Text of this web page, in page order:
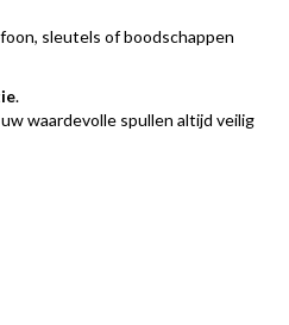
sleutels of boodschappen
.
waardevolle spullen altijd veilig